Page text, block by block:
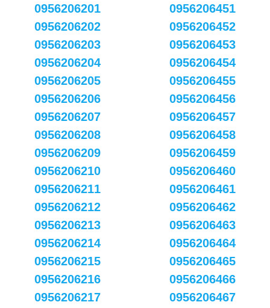
0956206201
0956206202
0956206203
0956206204
0956206205
0956206206
0956206207
0956206208
0956206209
0956206210
0956206211
0956206212
0956206213
0956206214
0956206215
0956206216
0956206217
0956206451
0956206452
0956206453
0956206454
0956206455
0956206456
0956206457
0956206458
0956206459
0956206460
0956206461
0956206462
0956206463
0956206464
0956206465
0956206466
0956206467